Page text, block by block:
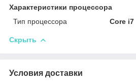
Характеристики процессора
Тип процессора
Core i7
Скрыть
Условия доставки